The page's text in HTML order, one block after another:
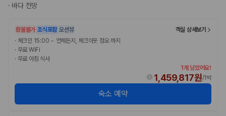
· 바다 전망
환불불가 조식포함 오션뷰
객실 상세보기
· 체크인 15:00 ~ 언제든지, 체크아웃 정오 까지
· 무료 WiFi
· 무료 아침 식사
1개 남았어요!
1,459,817원/1박
숙소 예약